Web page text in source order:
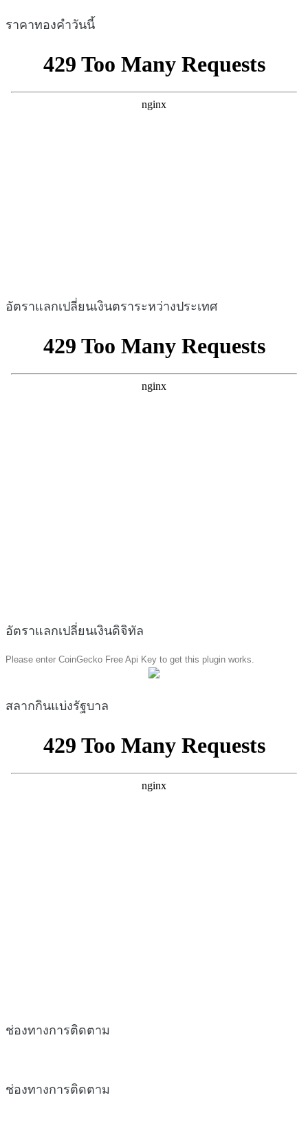
ราคาทองคำวันนี้
อัตราแลกเปลี่ยนเงินตราระหว่างประเทศ
อัตราแลกเปลี่ยนเงินดิจิทัล
Please enter CoinGecko Free Api Key to get this plugin works.
สลากกินแบ่งรัฐบาล
ช่องทางการติดตาม
ช่องทางการติดตาม